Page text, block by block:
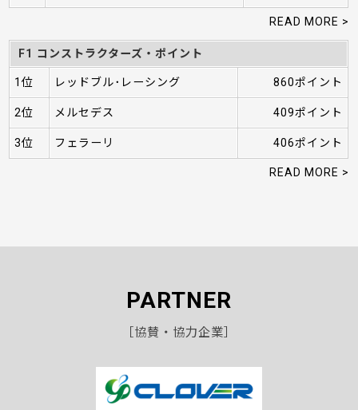
READ MORE >
F1 コンストラクターズ・ポイント
1位 レッドブル･レーシング 860ポイント
2位 メルセデス 409ポイント
3位 フェラーリ 406ポイント
READ MORE >
PARTNER
［協賛・協力企業］